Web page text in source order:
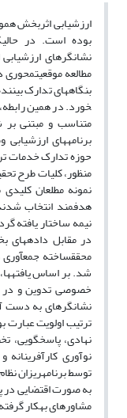
ارزشیابی اثربخش‌
بوده است. در
نشانگرهای
مطالعه
خورد. در همین
متناسب و مبتنی بر
برنامه­های
حوزه تدارک خدمات
منظور، کلیات طرح
نمونه مطلعان
هدفمند انتخاب
نیمه­ ساختار یافته
در مقابل داده­های
محقق­ساخته جمع­آوری
خصوصی تدوین و در
نشانگرهای به ­دست
ترتیب اولویت عبارت
نهادی، پاسخگویی،
نوآوری
توسط برنامه­ریزان
به صورت اقتضایی در
مشاوره­ای به­کار